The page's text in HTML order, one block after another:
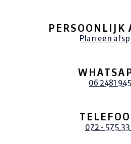
PERSOONLIJK
Plan een
06 2481
072 - 575